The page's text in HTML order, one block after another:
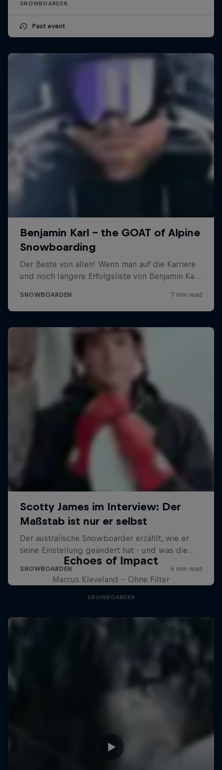
SNOWBOARDEN
Past event
Echoes of Impact
Marcus Kleveland - Ohne Filter
SNOWBOARDEN